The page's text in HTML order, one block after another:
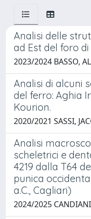
Analisi delle
ad Est del foro
2023/2024 BASSO,
Analisi di alcuni
del ferro: Aghia
Kourion.
2020/2021 SASSI,
Analisi
scheletrici e
4219 dalla T64
punica
a.C., Cagliari)
2024/2025